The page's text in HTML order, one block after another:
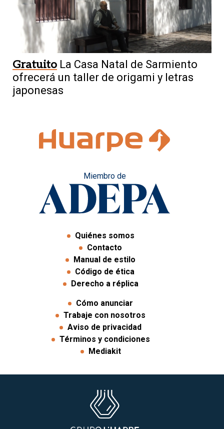
Gratuito La Casa Natal de Sarmiento
ofrecerá un taller de origami y letras
japonesas
Miembro de
Quiénes somos
Contacto
Manual de estilo
Código de ética
Derecho a réplica
Cómo anunciar
Trabaje con nosotros
Aviso de privacidad
Términos y condiciones
Mediakit